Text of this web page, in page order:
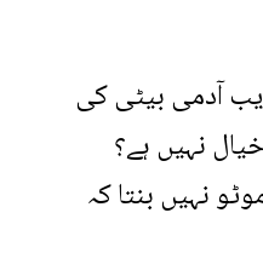
آدمی بیٹی کی
نہیں ہے؟
نہیں بنتا کہ